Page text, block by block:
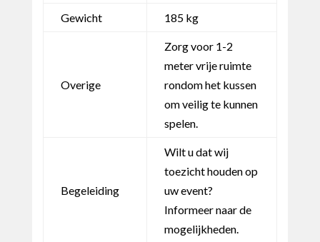
Gewicht 185 kg
Overige
Zorg voor 1-2
meter vrije ruimte
rondom het kussen
om veilig te kunnen
spelen.
Begeleiding
Wilt u dat wij
toezicht houden op
uw event?
Informeer naar de
mogelijkheden.